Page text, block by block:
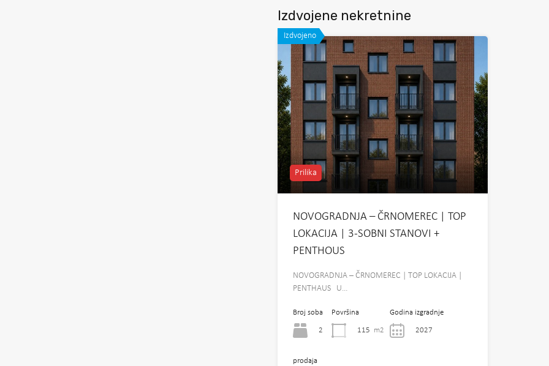
Izdvojene nekretnine
Izdvojeno
Prilika
NOVOGRADNJA – ČRNOMEREC | TOP
LOKACIJA | 3-SOBNI STANOVI +
PENTHOUS
NOVOGRADNJA – ČRNOMEREC | TOP LOKACIJA |
PENTHAUS U…
Broj soba
2
Površina
115 m2
Godina izgradnje
2027
prodaja